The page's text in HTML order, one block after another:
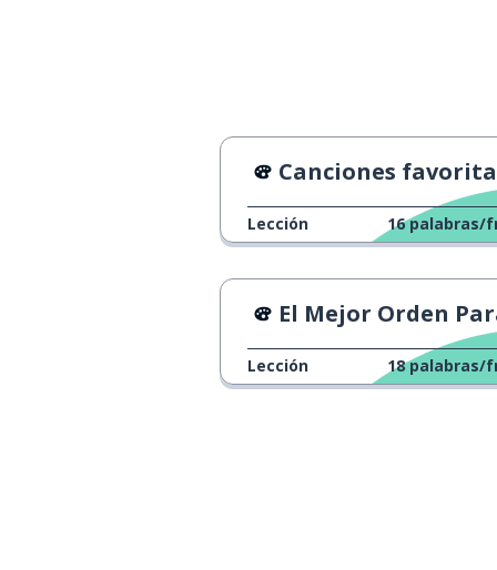
Canciones
Lección 16 palabras/
El Mejor Orden Para Ver Star
Lección 18 palabras/